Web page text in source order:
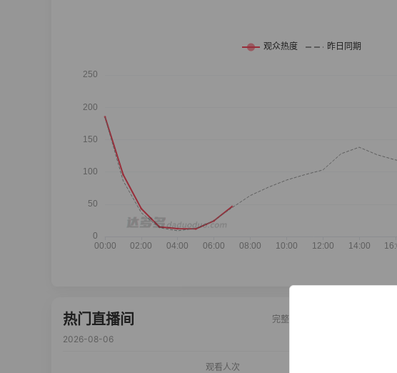
热门直播间
完整榜单
2026-08-06
观看人次